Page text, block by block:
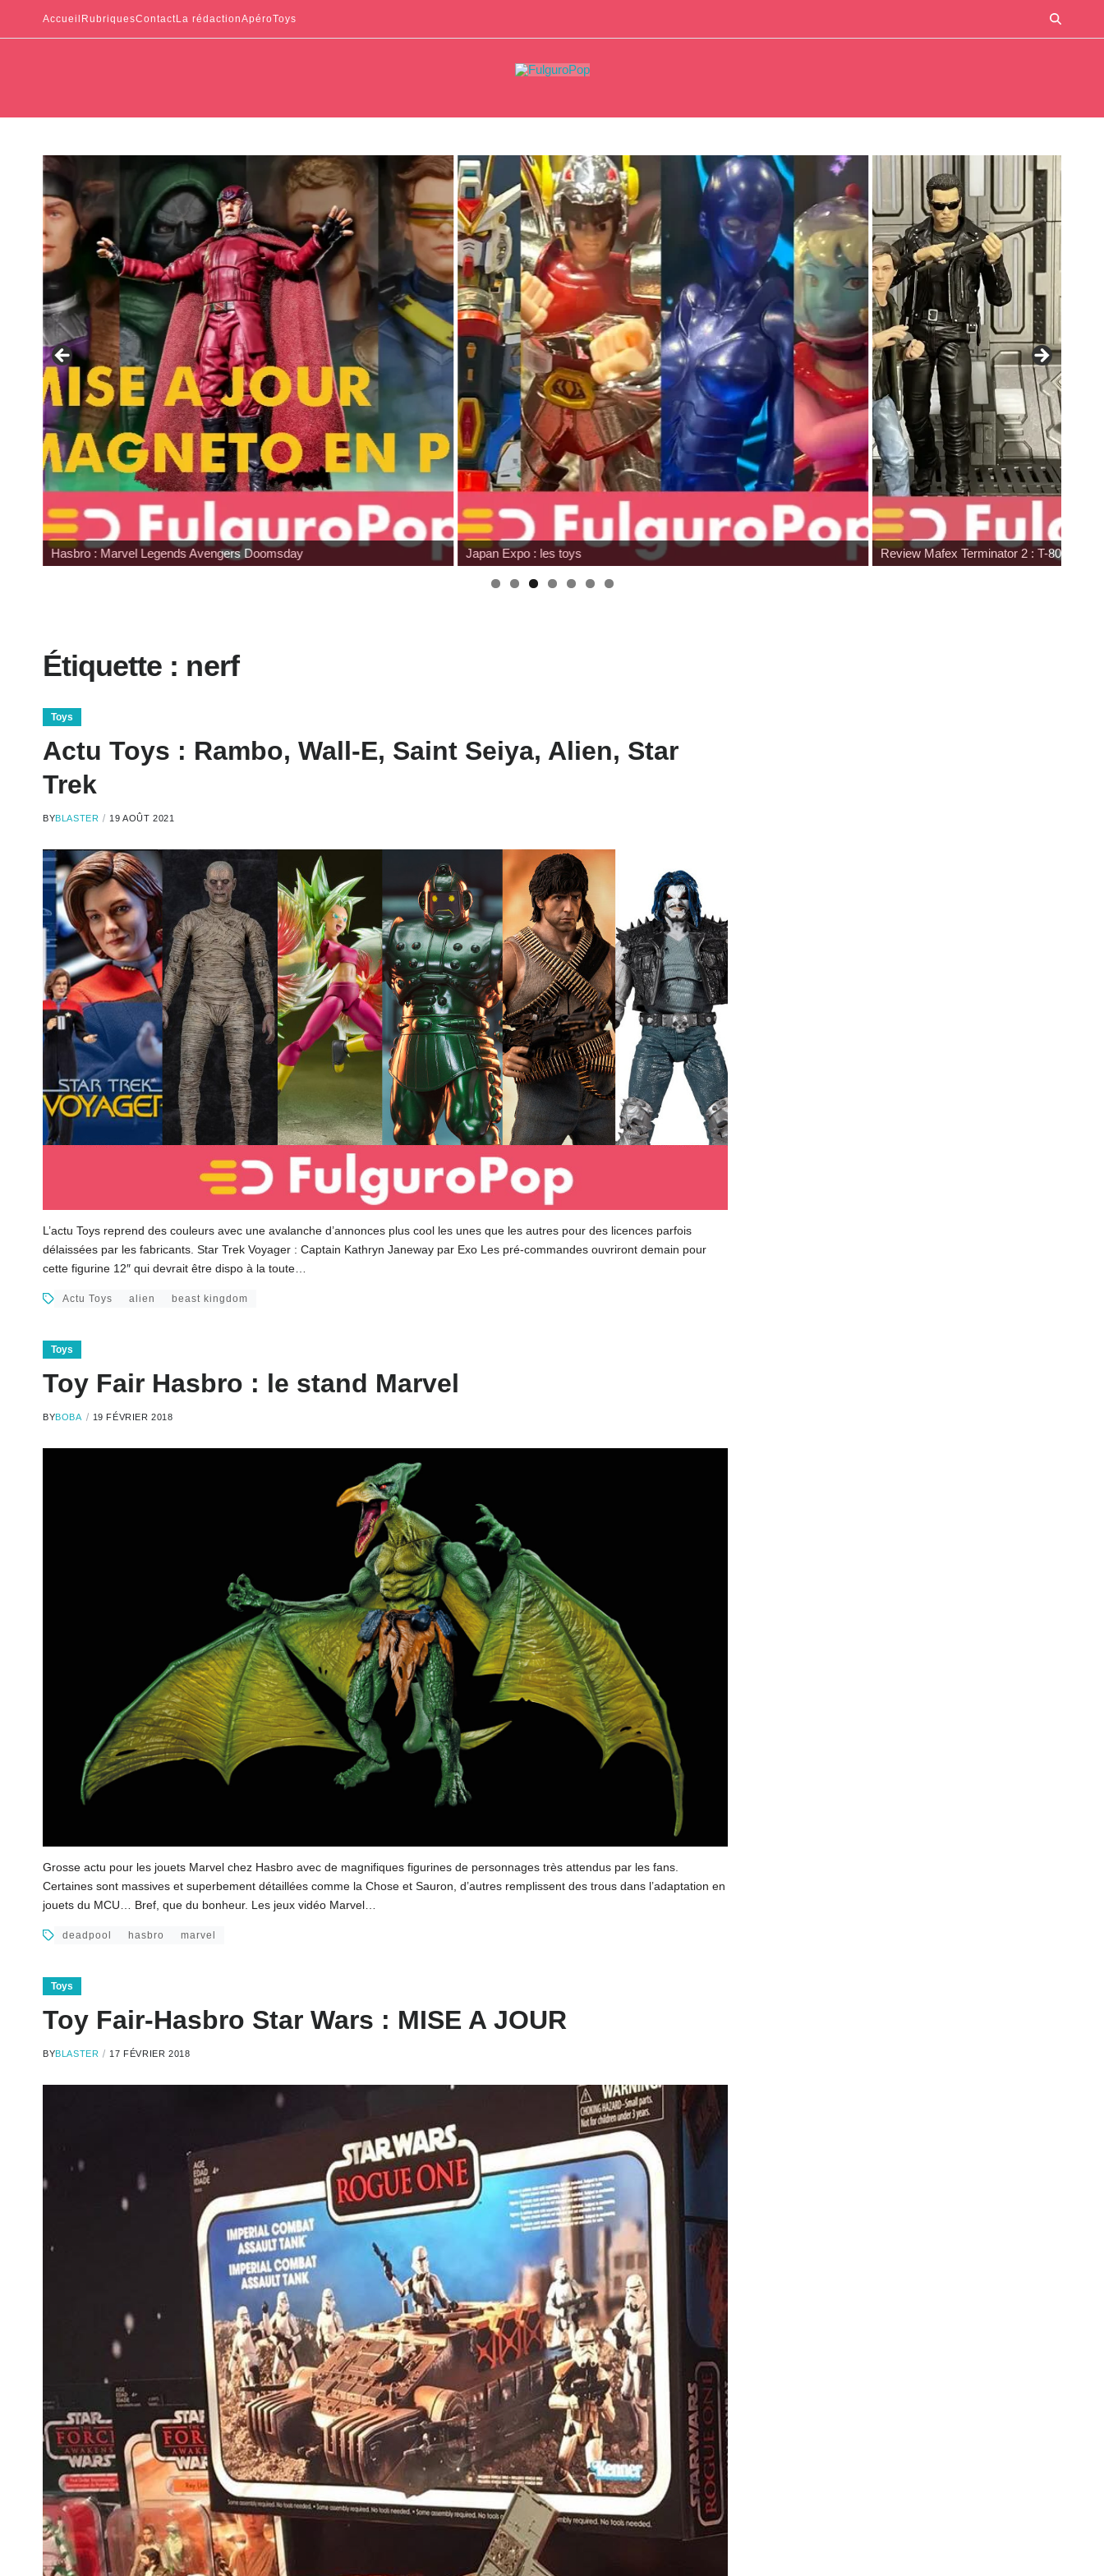
Accueil RubriquesContactLa rédactionApéroToys
Hasbro : Marvel Legends Avengers Doomsday Japan Expo : les toys Review Mafex Terminator 2 : T-800 &
Étiquette : nerf
Toys
Actu Toys : Rambo, Wall-E, Saint Seiya, Alien, Star
Trek
BYBLASTER 19 AOÛT 2021
L’actu Toys reprend des couleurs avec une avalanche d’annonces plus cool les unes que les autres pour des licences parfois
délaissées par les fabricants. Star Trek Voyager : Captain Kathryn Janeway par Exo Les pré-commandes ouvriront demain pour
cette figurine 12″ qui devrait être dispo à la toute…
Actu Toys alien beast kingdom
Toys
Toy Fair Hasbro : le stand Marvel
BYBOBA 19 FÉVRIER 2018
Grosse actu pour les jouets Marvel chez Hasbro avec de magnifiques figurines de personnages très attendus par les fans.
Certaines sont massives et superbement détaillées comme la Chose et Sauron, d’autres remplissent des trous dans l’adaptation en
jouets du MCU… Bref, que du bonheur. Les jeux vidéo Marvel…
deadpool hasbro marvel
Toys
Toy Fair-Hasbro Star Wars : MISE A JOUR
BYBLASTER 17 FÉVRIER 2018